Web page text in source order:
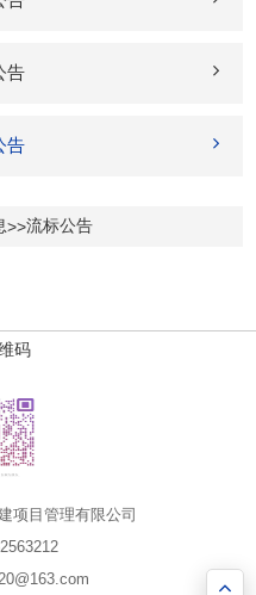
告
告
>>流标公告
项目管理有限公司
码